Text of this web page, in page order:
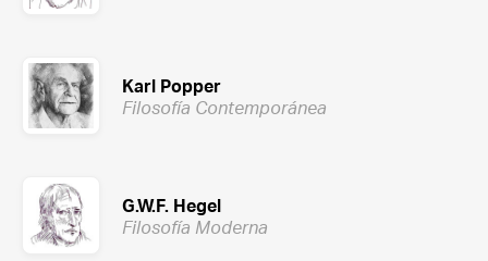
Karl Popper
Filosofía Contemporánea
G.W.F. Hegel
Filosofía Moderna